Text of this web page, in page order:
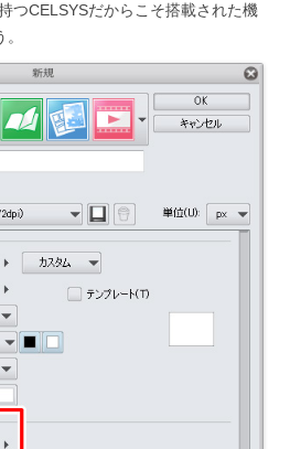
つCELSYSだからこそ搭載された機